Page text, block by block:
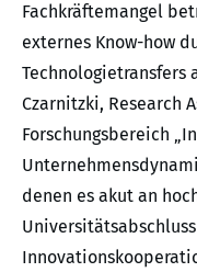
Fachkräftemangel
externes Know-how
Technologietransfers
Czarnitzki, Research
Forschungsbereich
denen es akut an